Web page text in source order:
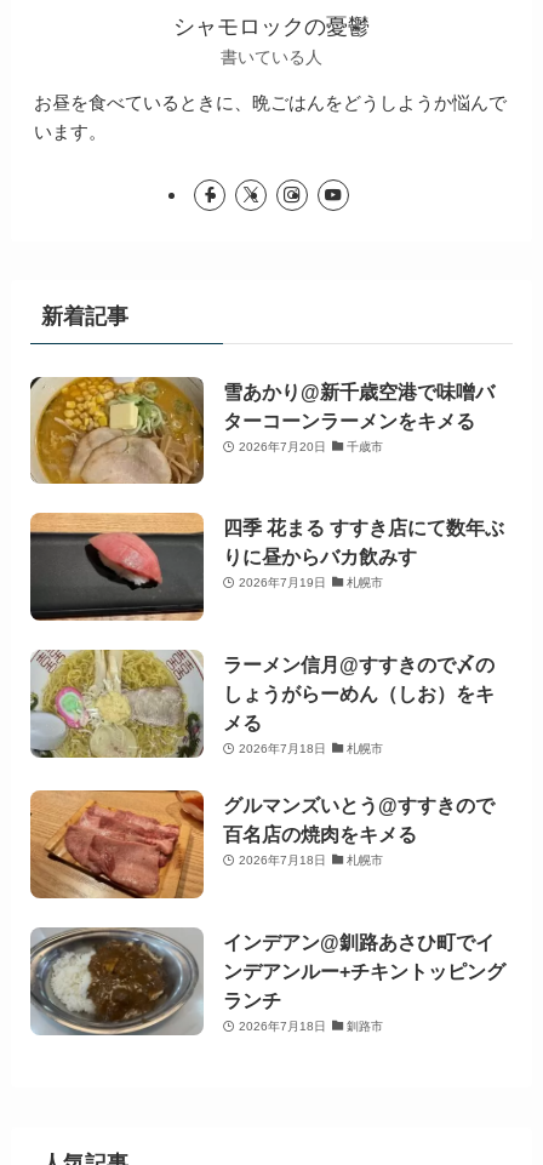
シャモロックの憂鬱
書いている人
お昼を食べているときに、晩ごはんをどうしようか悩んで
います。
新着記事
雪あかり@新千歳空港で味噌バ
ターコーンラーメンをキメる
2026年7月20日 千歳市
四季 花まる すすき店にて数年ぶ
りに昼からバカ飲みす
2026年7月19日 札幌市
ラーメン信月@すすきので〆の
しょうがらーめん（しお）をキ
メる
2026年7月18日 札幌市
グルマンズいとう@すすきので
百名店の焼肉をキメる
2026年7月18日 札幌市
インデアン@釧路あさひ町でイ
ンデアンルー+チキントッピング
ランチ
2026年7月18日 釧路市